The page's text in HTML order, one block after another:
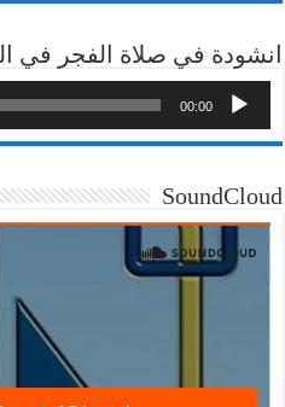
انشودة في صلاة الفجر في
00:00
SoundCloud